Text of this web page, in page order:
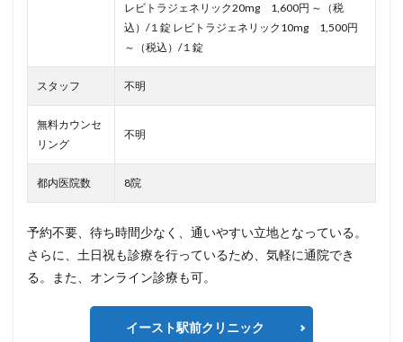
レビトラジェネリック20mg 1,600円 ～（税
込）/１錠 レビトラジェネリック10mg 1,500円
～（税込）/１錠
スタッフ 不明
無料カウンセ
リング
不明
都内医院数 8院
予約不要、待ち時間少なく、通いやすい立地となっている。
さらに、土日祝も診療を行っているため、気軽に通院でき
る。また、オンライン診療も可。
イースト駅前クリニック